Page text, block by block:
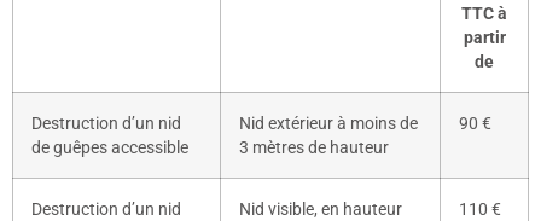
TTC à
partir
de
Destruction d’un nid
de guêpes accessible
Nid extérieur à moins de
3 mètres de hauteur
90 €
Destruction d’un nid
Nid visible, en hauteur
110 €